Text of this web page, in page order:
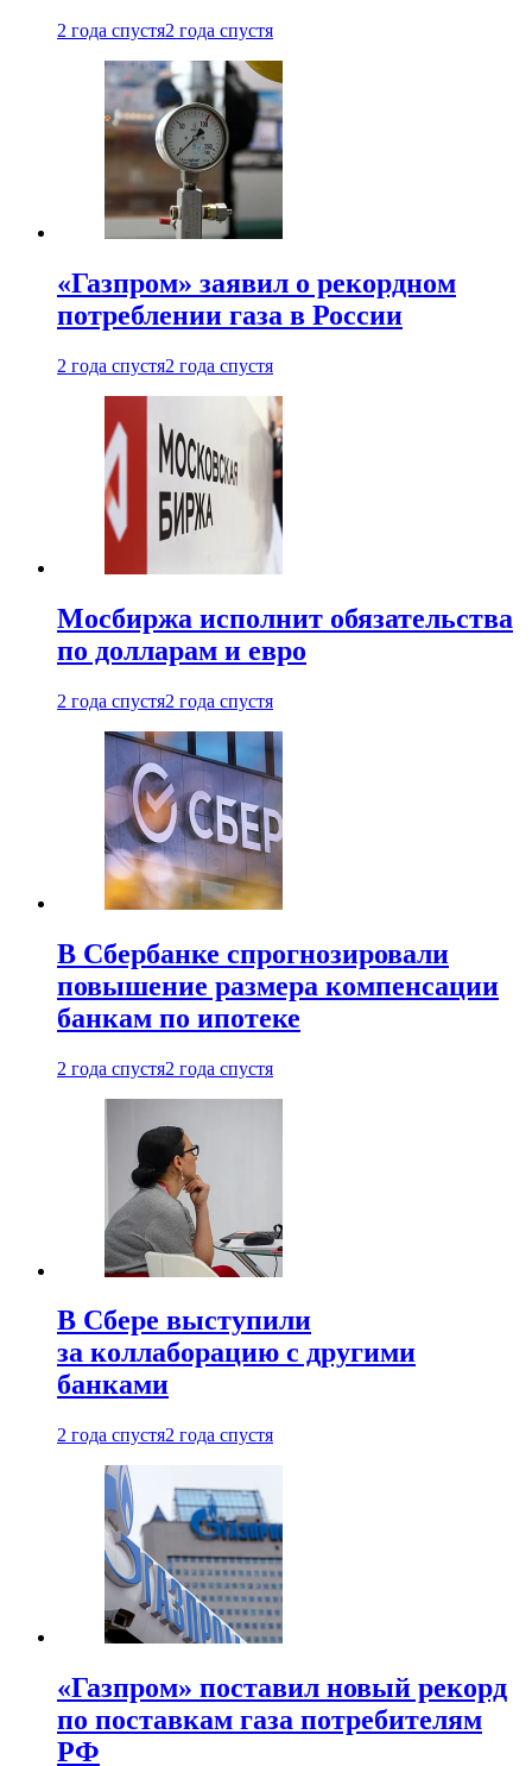
2 года спустя2 года спустя
«Газпром» заявил о рекордном
потреблении газа в России
2 года спустя2 года спустя
Мосбиржа исполнит обязательства
по долларам и евро
2 года спустя2 года спустя
В Сбербанке спрогнозировали
повышение размера компенсации
банкам по ипотеке
2 года спустя2 года спустя
В Сбере выступили
за коллаборацию с другими
банками
2 года спустя2 года спустя
«Газпром» поставил новый рекорд
по поставкам газа потребителям
РФ